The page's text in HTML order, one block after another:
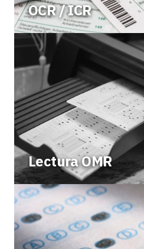
OCR / ICR
Lectura OMR